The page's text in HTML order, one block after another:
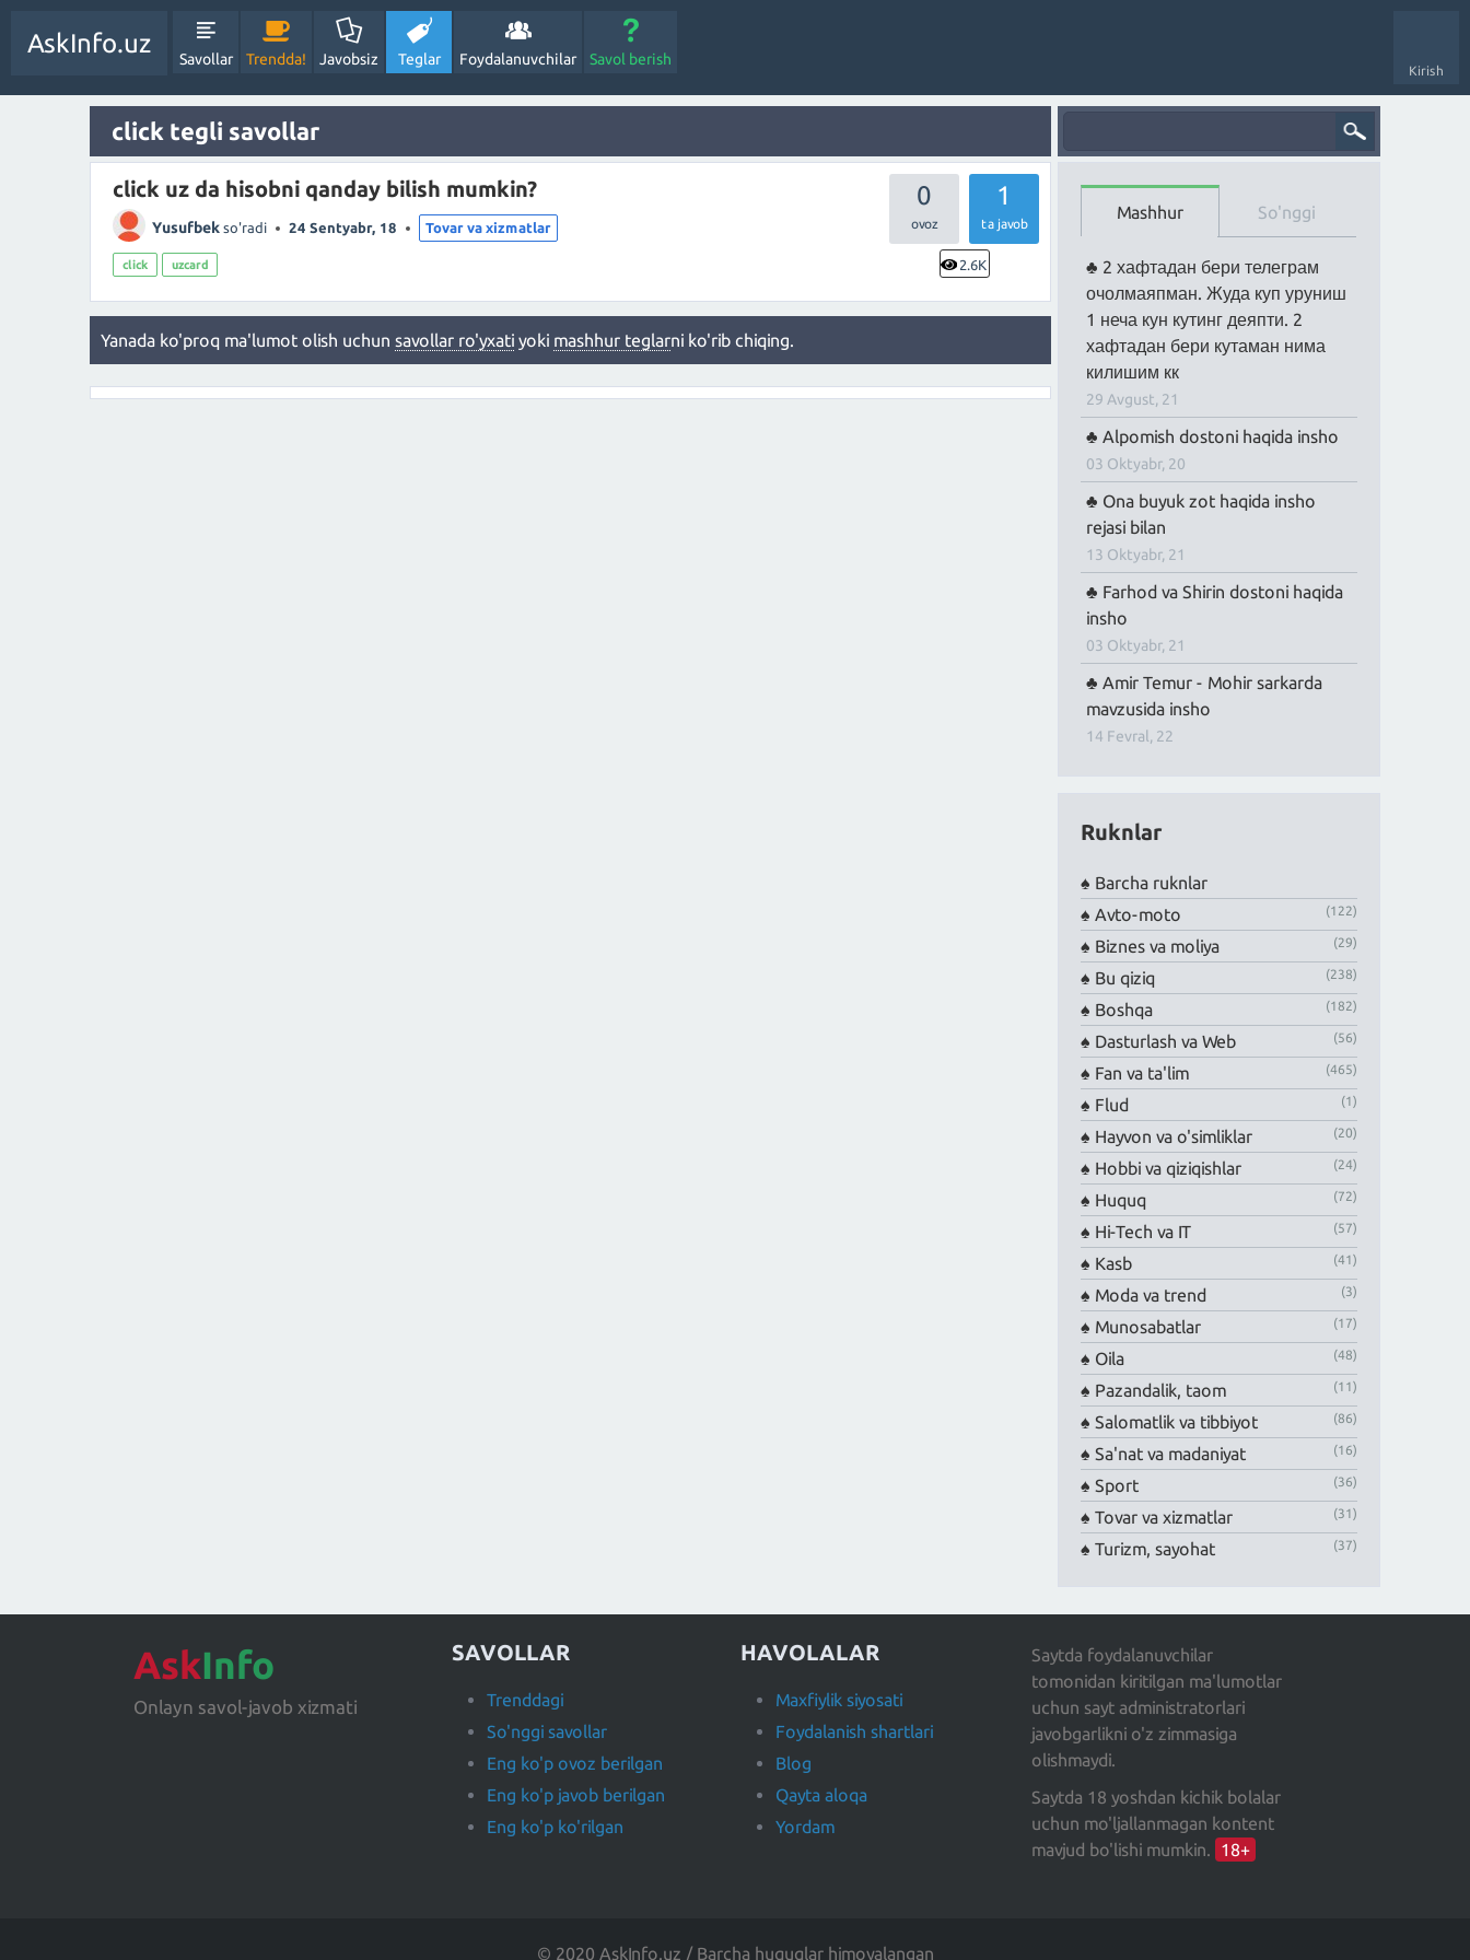
Kirish
AskInfo.uz
Savollar Trendda! Javobsiz Teglar Foydalanuvchilar Savol berish
click tegli savollar
0 1
ta javob
2.6K
click uz da hisobni qanday bilish mumkin?
Yusufbek so'radi 24 Sentyabr, 18 Tovar va xizmatlar
click uzcard
Yanada ko'proq ma'lumot olish uchun savollar ro'yxati yoki mashhur teglarni ko'rib chiqing.
Mashhur So'nggi
2 хафтадан бери телеграм
очолмаяпман. Жуда куп уруниш
1 неча кун кутинг деяпти. 2
хафтадан бери кутаман нима
килишим кк
29 Avgust, 21
Alpomish dostoni haqida insho
03 Oktyabr, 20
Ona buyuk zot haqida insho
rejasi bilan
13 Oktyabr, 21
Farhod va Shirin dostoni haqida
insho
03 Oktyabr, 21
Amir Temur - Mohir sarkarda
mavzusida insho
14 Fevral, 22
Ruknlar
Barcha ruknlar
Avto-moto
(122)
Biznes va moliya (29)
Bu qiziq (238)
Boshqa (182)
Dasturlash va Web (56)
Fan va ta'lim (465)
Flud (1)
Hayvon va o'simliklar (20)
Hobbi va qiziqishlar (24)
Huquq (72)
Hi-Tech va IT (57)
Kasb (41)
Moda va trend (3)
Munosabatlar (17)
Oila (48)
Pazandalik, taom (11)
Salomatlik va tibbiyot (86)
Sa'nat va madaniyat (16)
Sport (36)
Tovar va xizmatlar (31)
Turizm, sayohat (37)
AskInfo
Onlayn savol-javob xizmati
SAVOLLAR
Trenddagi
So'nggi savollar
Eng ko'p ovoz berilgan
Eng ko'p javob berilgan
Eng ko'p ko'rilgan
HAVOLALAR
Maxfiylik siyosati
Foydalanish shartlari
Blog
Qayta aloqa
Yordam
Saytda foydalanuvchilar
tomonidan kiritilgan ma'lumotlar
uchun sayt administratorlari
javobgarlikni o'z zimmasiga
olishmaydi.
Saytda 18 yoshdan kichik bolalar
uchun mo'ljallanmagan kontent
mavjud bo'lishi mumkin.
18+
© 2020 AskInfo.uz / Barcha huquqlar himoyalangan